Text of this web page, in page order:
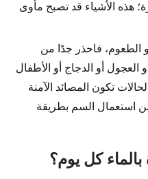
هذه الأشياء قد تصبح مأوى
الطعوم، فاحذر جدًا من
أو الدجاج أو الأطفال
تكون المصائد الآمنة
استعمال السم بطريقة
كل يوم؟